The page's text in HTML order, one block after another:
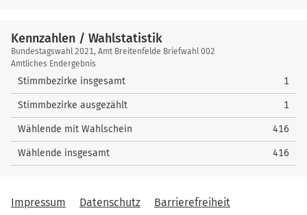
Kennzahlen / Wahlstatistik
Kennzahlen
/
Wahlstatistik
Bundestagswahl 2021, Amt Breitenfelde Briefwahl 002
Amtliches Endergebnis
Stimmbezirke insgesamt 1
Stimmbezirke ausgezählt 1
Wählende mit Wahlschein 416
Wählende insgesamt 416
Impressum Datenschutz Barrierefreiheit